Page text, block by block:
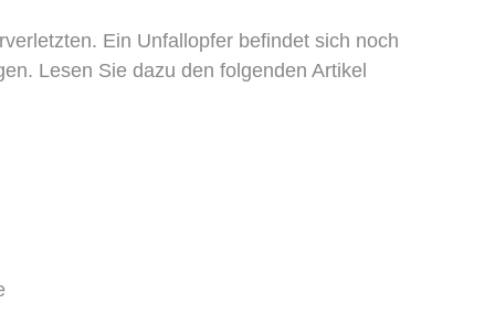
Ein Unfallopfer befindet sich noch
Lesen Sie dazu den folgenden Artikel